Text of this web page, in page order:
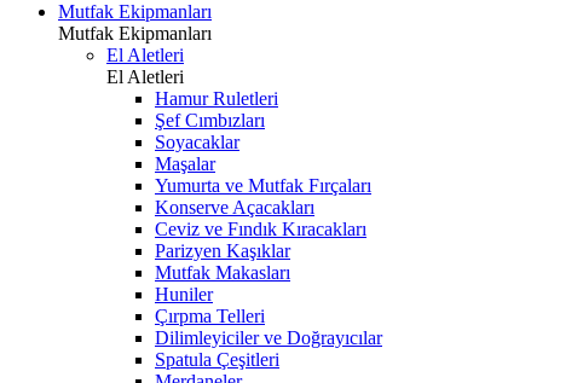
Mutfak Ekipmanları
Mutfak Ekipmanları
El Aletleri
El Aletleri
Hamur Ruletleri
Şef Cımbızları
Soyacaklar
Maşalar
Yumurta ve Mutfak Fırçaları
Konserve Açacakları
Ceviz ve Fındık Kıracakları
Parizyen Kaşıklar
Mutfak Makasları
Huniler
Çırpma Telleri
Dilimleyiciler ve Doğrayıcılar
Spatula Çeşitleri